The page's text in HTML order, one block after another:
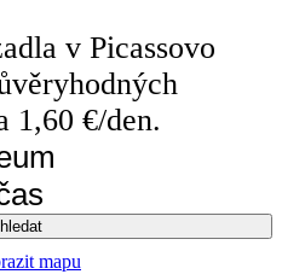
v Picassovo
1,60 €/den.
mapu